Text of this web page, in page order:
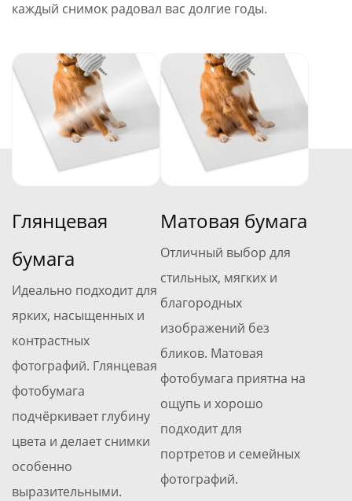
каждый снимок радовал вас долгие годы.
Глянцевая
бумага
Идеально подходит для
ярких, насыщенных и
контрастных
фотографий. Глянцевая
фотобумага
подчёркивает глубину
цвета и делает снимки
особенно
выразительными.
Матовая бумага
Отличный выбор для
стильных, мягких и
благородных
изображений без
бликов. Матовая
фотобумага приятна на
ощупь и хорошо
подходит для
портретов и семейных
фотографий.